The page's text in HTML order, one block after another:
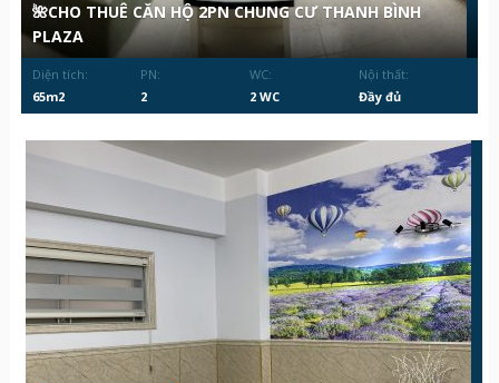
🌺CHO THUÊ CĂN HỘ 2PN CHUNG CƯ THANH BÌNH
PLAZA
Diện tích:
65m2
PN:
2
WC:
2 WC
Nội thất:
Đầy đủ